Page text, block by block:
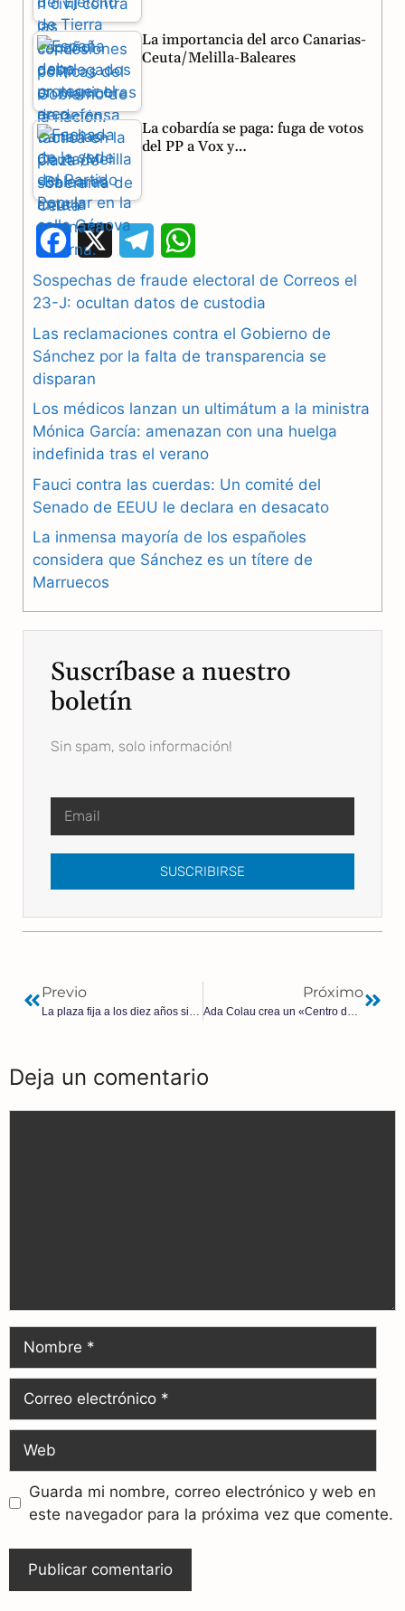
La importancia del arco Canarias-
Ceuta/Melilla-Baleares
La cobardía se paga: fuga de votos
del PP a Vox y…
a
c
e
b
o
o
k
e
l
e
r
a
m
h
a
t
A
p
p
Sospechas de fraude electoral de Correos el
23-J: ocultan datos de custodia
Las reclamaciones contra el Gobierno de
Sánchez por la falta de transparencia se
disparan
Los médicos lanzan un ultimátum a la ministra
Mónica García: amenazan con una huelga
indefinida tras el verano
Fauci contra las cuerdas: Un comité del
Senado de EEUU le declara en desacato
La inmensa mayoría de los españoles
considera que Sánchez es un títere de
Marruecos
Suscríbase a nuestro
boletín
Sin spam, solo información!
SUSCRIBIRSE
Previo Próximo
Deja un comentario
Guarda mi nombre, correo electrónico y web en
este navegador para la próxima vez que comente.